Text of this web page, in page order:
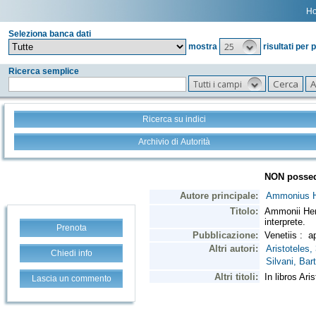
Seleziona banca dati
mostra
25 risultati per
Ricerca semplice
Tutti i campi
Ricerca su indici
Archivio di Autorità
Prenota
Chiedi info
Lascia un commento